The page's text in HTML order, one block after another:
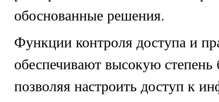
обоснованные решения.
Функции контроля доступа и
обеспечивают высокую степень
позволяя настроить доступ к